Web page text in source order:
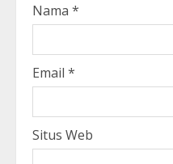
Nama *
Email *
Situs Web